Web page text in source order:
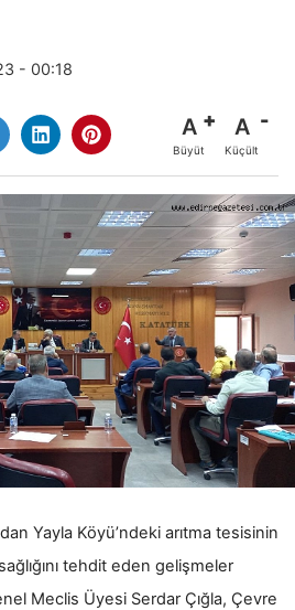
- 00:18
A
Büyüt
A
Küçült
Yayla Köyü’ndeki arıtma tesisinin
sağlığını tehdit eden gelişmeler
Meclis Üyesi Serdar Çığla, Çevre